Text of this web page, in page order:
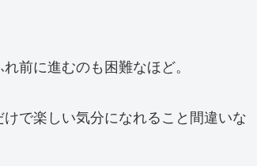
前に進むのも困難なほど。
で楽しい気分になれること間違いな